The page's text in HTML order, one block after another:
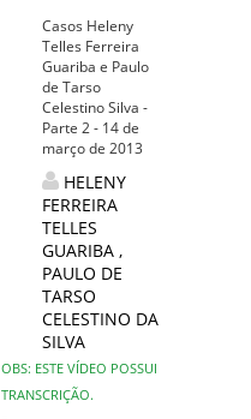
Casos Heleny
Telles Ferreira
Guariba e Paulo
de Tarso
Celestino Silva -
Parte 2 - 14 de
março de 2013
HELENY
FERREIRA
TELLES
GUARIBA,
PAULO DE
TARSO
CELESTINO DA
SILVA
OBS: ESTE VÍDEO POSSUI
TRANSCRIÇÃO.